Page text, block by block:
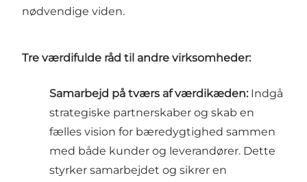
nødvendige viden.
Tre værdifulde råd til andre virksomheder:
Samarbejd på tværs af værdikæden: Indgå
strategiske partnerskaber og skab en
fælles vision for bæredygtighed sammen
med både kunder og leverandører. Dette
styrker samarbejdet og sikrer en